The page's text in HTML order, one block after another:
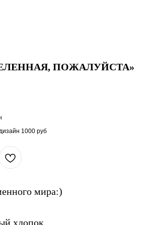
ПОЖАЛУЙСТА»
1000 руб
мира:)
хлопок